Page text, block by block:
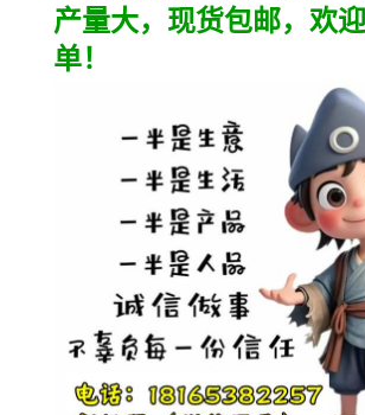
产量大，现货包邮，欢
单！